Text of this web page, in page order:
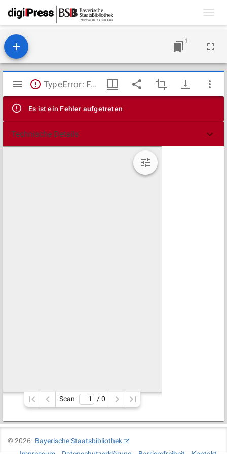
1
Mirador
Viewer
TypeError: Failed to fetch
Es ist ein Fehler aufgetreten
Technische Details
Scan / 0
©2026
Bayerische Staatsbibliothek